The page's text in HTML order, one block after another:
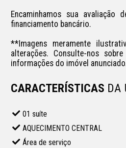
Encaminhamos sua
financiamento bancário.
**Imagens meramente
alterações. Consulte-nos
informações do imóvel
CARACTERÍSTICAS DA
01 suíte
AQUECIMENTO CENTRAL
Área de serviço